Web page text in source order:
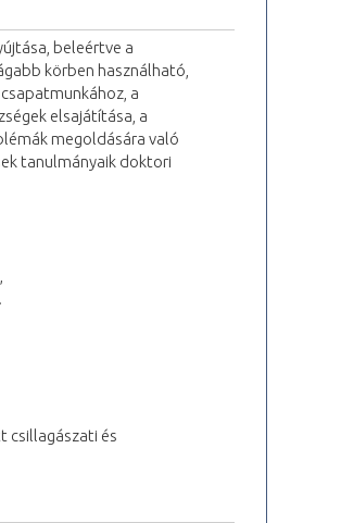
beleértve a
körben használható,
a
elsajátítása, a
megoldására való
tanulmányaik doktori
csillagászati és